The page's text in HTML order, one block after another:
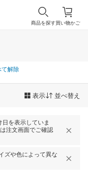
買い物かご
商品を探す
て解除
表示 並べ替え
を表示していま
注文画面でご確認
ズや色によって異な